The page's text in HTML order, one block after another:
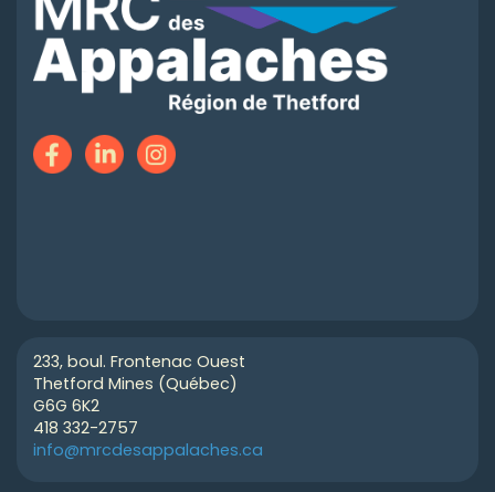
233, boul. Frontenac Ouest
Thetford Mines (Québec)
G6G 6K2
418 332-2757
info@mrcdesappalaches.ca